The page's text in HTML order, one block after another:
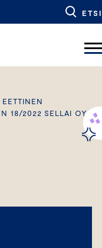
ETSI
18/2022 SELLAI OY